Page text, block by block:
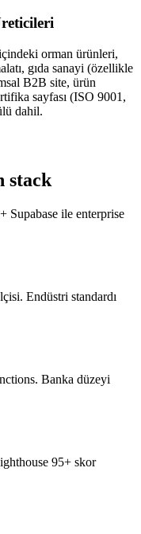
orman ürünleri,
gıda sanayi (özellikle
B2B site, ürün
sayfası (ISO 9001,
dahil.
stack
ile enterprise
Endüstri standardı
Banka düzeyi
95+ skor